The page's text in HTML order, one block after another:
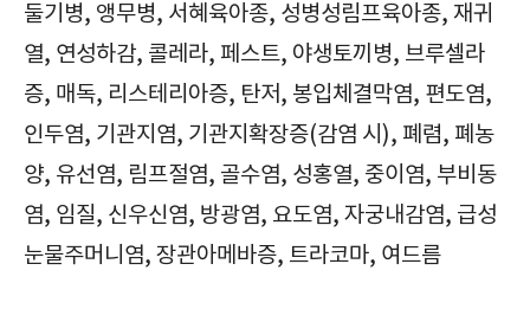
둘기병, 앵무병, 서혜육아종, 성병성림프육아종, 재귀
열, 연성하감, 콜레라, 페스트, 야생토끼병, 브루셀라
증, 매독, 리스테리아증, 탄저, 봉입체결막염, 편도염,
인두염, 기관지염, 기관지확장증(감염 시), 폐렴, 폐농
양, 유선염, 림프절염, 골수염, 성홍열, 중이염, 부비동
염, 임질, 신우신염, 방광염, 요도염, 자궁내감염, 급성
눈물주머니염, 장관아메바증, 트라코마, 여드름